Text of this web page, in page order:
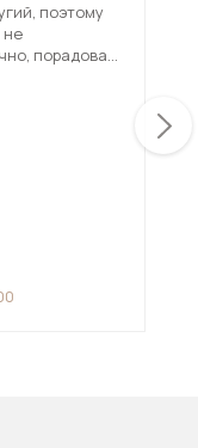
поэтому
не
порадовал
без
отличное